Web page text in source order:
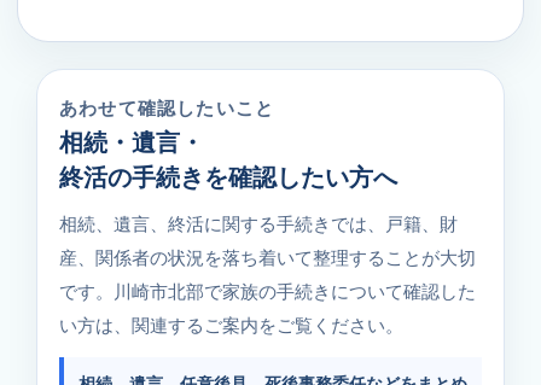
あわせて確認したいこと
相続・遺言・
終活の手続きを確認したい方へ
相続、遺言、終活に関する手続きでは、戸籍、財
産、関係者の状況を落ち着いて整理することが大切
です。川崎市北部で家族の手続きについて確認した
い方は、関連するご案内をご覧ください。